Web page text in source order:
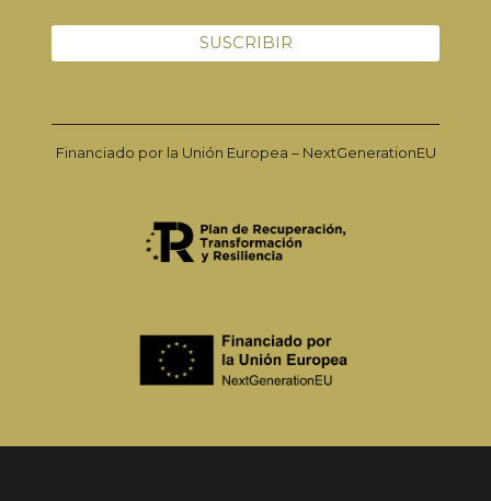
Financiado por la Unión Europea – NextGenerationEU